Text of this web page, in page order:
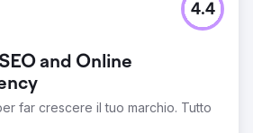
di bigiotteria e aveva la visione di
di riferimento per la Gen Z in
popolari marketplace. Sono venuti
del sito web ed erano
mercato con una cronologia di
and Online
far crescere il tuo marchio. Tutto
4.4